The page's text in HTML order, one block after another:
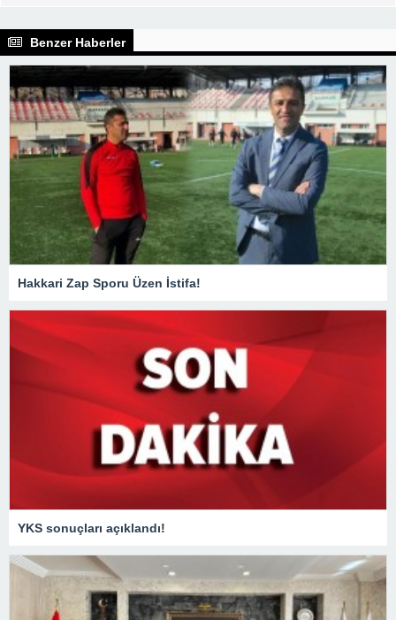
Benzer Haberler
Hakkari Zap Sporu Üzen İstifa!
YKS sonuçları açıklandı!